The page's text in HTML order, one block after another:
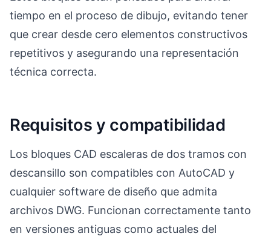
tiempo en el proceso de dibujo, evitando tener
que crear desde cero elementos constructivos
repetitivos y asegurando una representación
técnica correcta.
Requisitos y compatibilidad
Los bloques CAD escaleras de dos tramos con
descansillo son compatibles con AutoCAD y
cualquier software de diseño que admita
archivos DWG. Funcionan correctamente tanto
en versiones antiguas como actuales del